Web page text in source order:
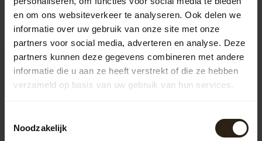
en om ons websiteverkeer te analyseren. Ook delen we
informatie over uw gebruik van onze site met onze
partners voor social media, adverteren en analyse. Deze
partners kunnen deze gegevens combineren met andere
informatie die u aan ze heeft verstrekt of die ze hebben
verzameld op basis van uw gebruik van hun services.
Noodzakelijk
Recent bekeken